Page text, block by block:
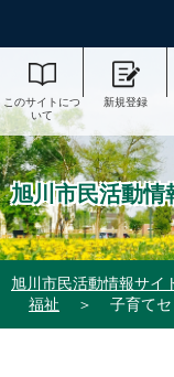
このサイトにつ
いて
新規登録
旭川市民活動
旭川市民活動情報サ
福祉
＞ 子育て